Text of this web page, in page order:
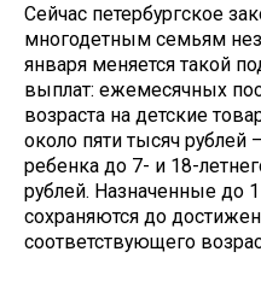
Сейчас петербургское
многодетным семьям
января меняется такой
выплат: ежемесячных
возраста на детские
около пяти тысяч рублей
ребенка до 7- и 18-
рублей. Назначенные до
сохраняются до
соответствующего